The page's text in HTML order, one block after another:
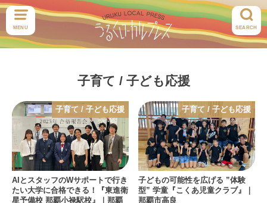
MENU SEARCH
子育て / 子ども応援
子育て / 子ども応援
AIとスタッフのWサポートで行き
たい大学に合格できる！『東進衛
星予備校 那覇小禄駅校』｜那覇
子育て / 子ども応援
子どもの可能性を広げる ”体験
型” 学童『こくあ児童クラブ』｜
那覇市高良